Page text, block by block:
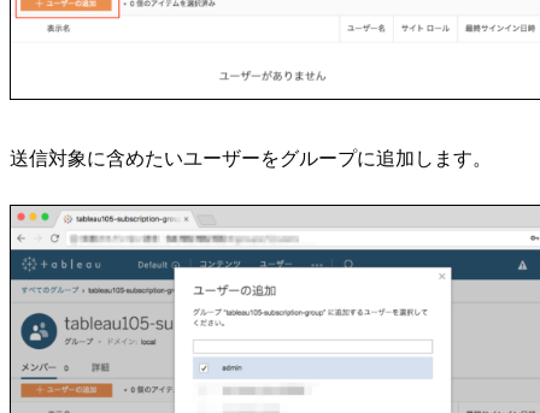
送信対象に含めたいユーザーをグループに追加します。